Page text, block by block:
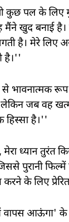
कुछ पल के लिए
मैंने खुद बनाई
है। मेरे लिए
है।''
भावनात्मक
जब वह
हिस्सा है।''
ध्यान तुरंत
पुरानी
के लिए
वापस आऊंगा'